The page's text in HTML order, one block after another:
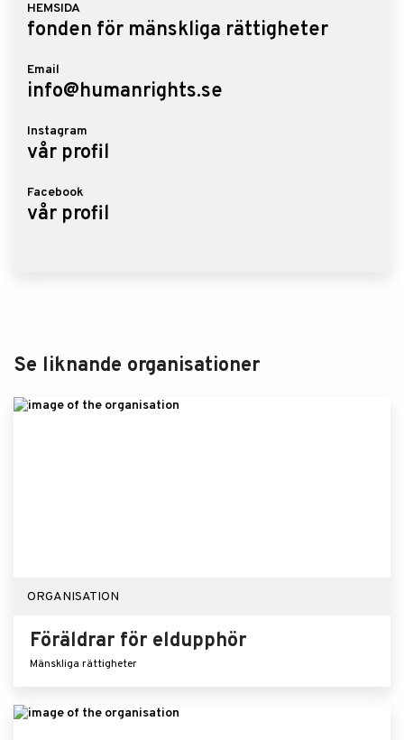
HEMSIDA
fonden för mänskliga rättigheter
Email
info@humanrights.se
Instagram
vår profil
Facebook
vår profil
Se liknande organisationer
ORGANISATION
Föräldrar för eldupphör
Mänskliga rättigheter